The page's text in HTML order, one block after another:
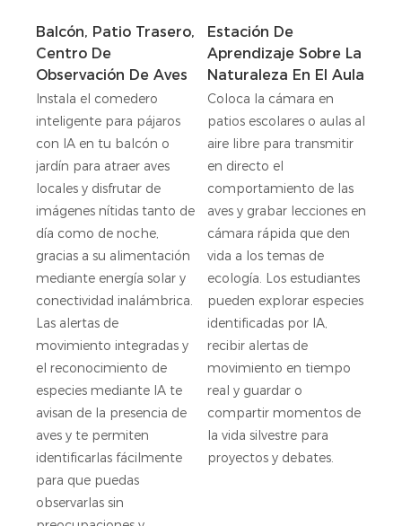
Balcón, Patio Trasero,
Centro De
Observación De Aves
Instala el comedero
inteligente para pájaros
con IA en tu balcón o
jardín para atraer aves
locales y disfrutar de
imágenes nítidas tanto de
día como de noche,
gracias a su alimentación
mediante energía solar y
conectividad inalámbrica.
Las alertas de
movimiento integradas y
el reconocimiento de
especies mediante IA te
avisan de la presencia de
aves y te permiten
identificarlas fácilmente
para que puedas
observarlas sin
Estación De
Aprendizaje Sobre La
Naturaleza En El Aula
Coloca la cámara en
patios escolares o aulas al
aire libre para transmitir
en directo el
comportamiento de las
aves y grabar lecciones en
cámara rápida que den
vida a los temas de
ecología. Los estudiantes
pueden explorar especies
identificadas por IA,
recibir alertas de
movimiento en tiempo
real y guardar o
compartir momentos de
la vida silvestre para
proyectos y debates.